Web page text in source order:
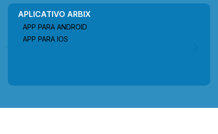
APLICATIVO ARBIX
APP PARA ANDROID
APP PARA IOS